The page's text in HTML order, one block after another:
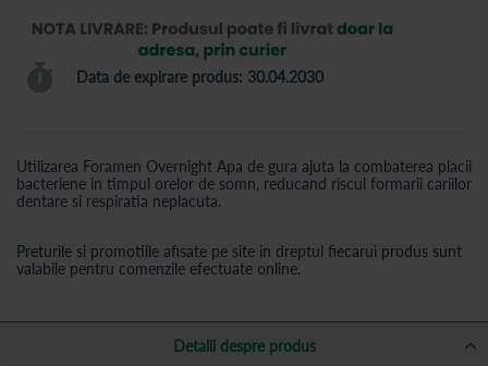
Data de expirare produs: 30.04.2030
Utilizarea Foramen Overnight Apa de gura ajuta la combaterea placii
bacteriene in timpul orelor de somn, reducand riscul formarii cariilor
dentare si respiratia neplacuta.
Preturile si promotiile afisate pe site in dreptul fiecarui produs sunt
valabile pentru comenzile efectuate online.
Detalii despre produs